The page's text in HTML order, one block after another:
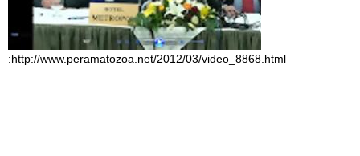
:http://www.peramatozoa.net/2012/03/video_8868.html